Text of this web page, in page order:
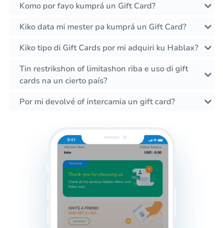
Komo por fayo kumprá un Gift Card?
Kiko data mi mester pa kumprá un Gift Card?
Kiko tipo di Gift Cards por mi adquiri ku Hablax?
Tin restrikshon of limitashon riba e uso di gift
cards na un cierto país?
Por mi devolvé of intercamia un gift card?